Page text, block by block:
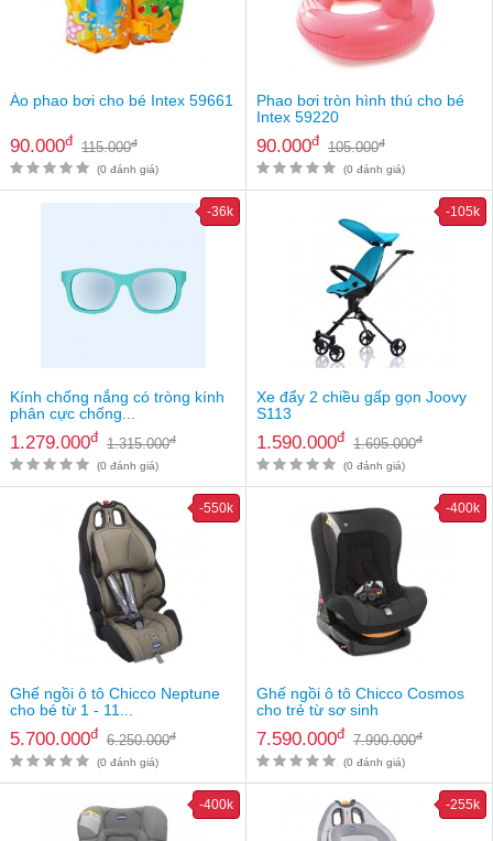
Áo phao bơi cho bé Intex 59661
90.000đ 115.000đ
(0 đánh giá)
Phao bơi tròn hình thú cho bé
Intex 59220
90.000đ 105.000đ
(0 đánh giá)
Kính chống nắng có tròng kính
phân cực chống...
1.279.000đ 1.315.000đ
-36k
(0 đánh giá)
Xe đẩy 2 chiều gấp gọn Joovy
S113
1.590.000đ 1.695.000đ
-105k
(0 đánh giá)
Ghế ngồi ô tô Chicco Neptune
cho bé từ 1 - 11...
5.700.000đ 6.250.000đ
-550k
(0 đánh giá)
Ghế ngồi ô tô Chicco Cosmos
cho trẻ từ sơ sinh
7.590.000đ 7.990.000đ
-400k
(0 đánh giá)
-400k -255k